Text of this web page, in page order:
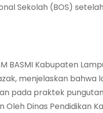
Sekolah (BOS)
BASMI Kabupaten
menjelaskan bahwa
pada praktek
Oleh Dinas Pendidikan